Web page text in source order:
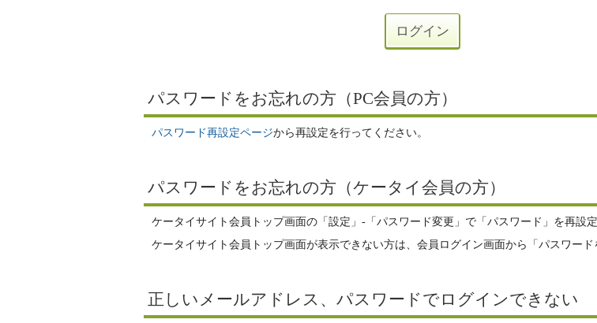
パスワードをお忘れの方（PC会員の方）
パスワード再設定ページから再設定を行ってください。
パスワードをお忘れの方（ケータイ会員の方）
ケータイサイト会員トップ画面の「設定」-「パスワード変更」で「パスワード」を再設定
ケータイサイト会員トップ画面が表示できない方は、会員ログイン画面から「パスワー
正しいメールアドレス、パスワードでログインできない